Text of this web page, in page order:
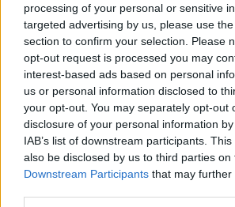
processing of your personal or sensitive
targeted advertising by us, please use
section to confirm your selection. Please
opt-out request is processed you may
interest-based ads based on personal
us or personal information disclosed to
your opt-out. You may separately opt-out
disclosure of your personal information
IAB’s list of downstream participants.
also be disclosed by us to third parties on
Downstream Participants that may
Εισάγετε μέρος του τίτλου.
Φίλτρο
Eίδαμε τους Guns N'
σαρώνουν την
ιδρώτα, κιθαριστική
ρίγη